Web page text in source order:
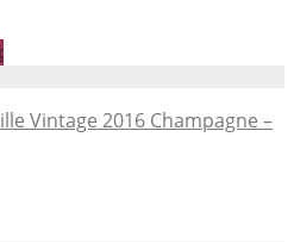
Vintage 2016 Champagne –